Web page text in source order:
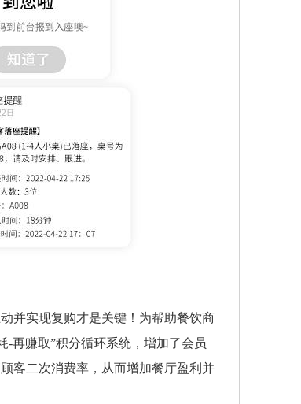
并实现复购才是关键！为帮助餐饮商
-再赚取”积分循环系统，增加了会员
客二次消费率，从而增加餐厅盈利并